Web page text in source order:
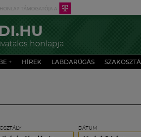
honlapja
+ HÍREK LABDARÚGÁS
DÁTUM